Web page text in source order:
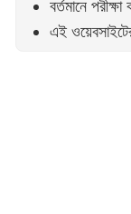
বর্তমানে
এই